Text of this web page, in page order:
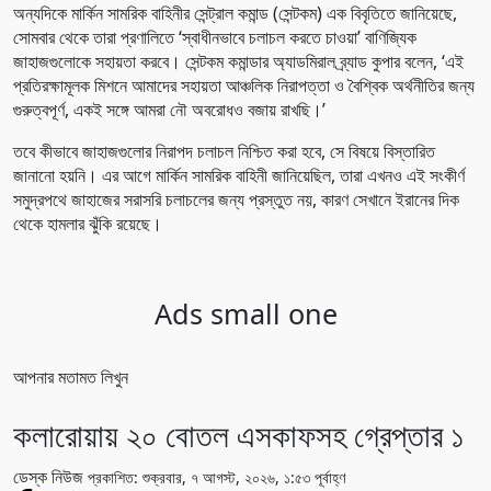
অন্যদিকে মার্কিন সামরিক বাহিনীর সেন্ট্রাল কমান্ড (সেন্টকম) এক বিবৃতিতে জানিয়েছে,
সোমবার থেকে তারা প্রণালিতে ‘স্বাধীনভাবে চলাচল করতে চাওয়া’ বাণিজ্যিক
জাহাজগুলোকে সহায়তা করবে। সেন্টকম কমান্ডার অ্যাডমিরাল ব্র্যাড কুপার বলেন, ‘এই
প্রতিরক্ষামূলক মিশনে আমাদের সহায়তা আঞ্চলিক নিরাপত্তা ও বৈশ্বিক অর্থনীতির জন্য
গুরুত্বপূর্ণ, একই সঙ্গে আমরা নৌ অবরোধও বজায় রাখছি।’
তবে কীভাবে জাহাজগুলোর নিরাপদ চলাচল নিশ্চিত করা হবে, সে বিষয়ে বিস্তারিত
জানানো হয়নি। এর আগে মার্কিন সামরিক বাহিনী জানিয়েছিল, তারা এখনও এই সংকীর্ণ
সমুদ্রপথে জাহাজের সরাসরি চলাচলের জন্য প্রস্তুত নয়, কারণ সেখানে ইরানের দিক
থেকে হামলার ঝুঁকি রয়েছে।
Ads small one
আপনার মতামত লিখুন
কলারোয়ায় ২০ বোতল এসকাফসহ গ্রেপ্তার ১
ডেস্ক নিউজ প্রকাশিত: শুক্রবার, ৭ আগস্ট, ২০২৬, ১:৫৩ পূর্বাহ্ণ